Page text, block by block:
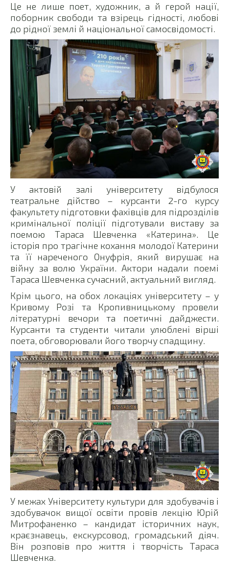
Це не лише поет, художник, а й герой нації,
поборник свободи та взірець гідності, любові
до рідної землі й національної самосвідомості.
У актовій залі університету відбулося
театральне дійство – курсанти 2-го курсу
факультету підготовки фахівців для підрозділів
кримінальної поліції підготували виставу за
поемою Тараса Шевченка «Катерина». Це
історія про трагічне кохання молодої Катерини
та її нареченого Онуфрія, який вирушає на
війну за волю України. Актори надали поемі
Тараса Шевченка сучасний, актуальний вигляд.
Крім цього, на обох локаціях університету – у
Кривому Розі та Кропивницькому провели
літературні вечори та поетичні дайджести.
Курсанти та студенти читали улюблені вірші
поета, обговорювали його творчу спадщину.
У межах Університету культури для здобувачів і
здобувачок вищої освіти провів лекцію Юрій
Митрофаненко – кандидат історичних наук,
краєзнавець, екскурсовод, громадський діяч.
Він розповів про життя і творчість Тараса
Шевченка.